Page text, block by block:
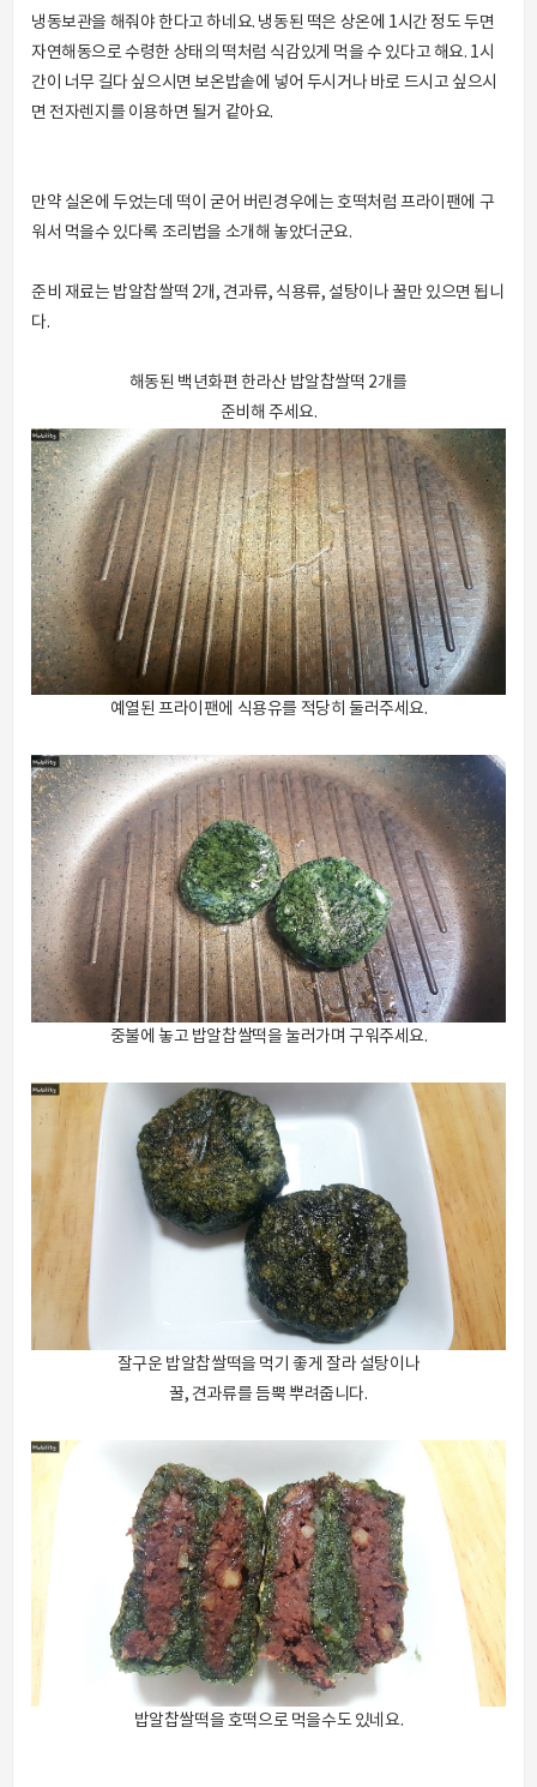
냉동보관을 해줘야 한다고 하네요. 냉동된 떡은 상온에 1시간 정도 두면
자연해동으로 수령한 상태의 떡처럼 식감있게 먹을 수 있다고 해요. 1시
간이 너무 길다 싶으시면 보온밥솥에 넣어 두시거나 바로 드시고 싶으시
면 전자렌지를 이용하면 될거 같아요.
만약 실온에 두었는데 떡이 굳어 버린경우에는 호떡처럼 프라이팬에 구
워서 먹을수 있다록 조리법을 소개해 놓았더군요.
준비 재료는 밥알찹쌀떡 2개, 견과류, 식용류, 설탕이나 꿀만 있으면 됩니
다.
해동된 백년화편 한라산 밥알찹쌀떡 2개를
준비해 주세요.
예열된 프라이팬에 식용유를 적당히 둘러주세요.
중불에 놓고 밥알찹쌀떡을 눌러가며 구워주세요.
잘구운 밥알찹쌀떡을 먹기 좋게 잘라 설탕이나
꿀, 견과류를 듬뿍 뿌려줍니다.
밥알찹쌀떡을 호떡으로 먹을수도 있네요.